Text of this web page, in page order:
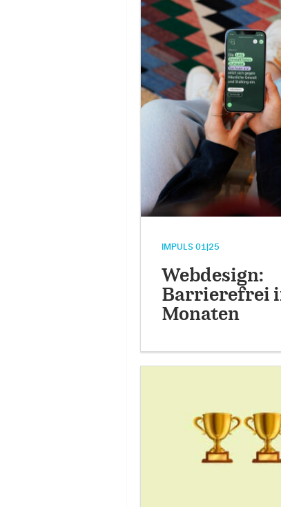
IMPULS 01|25
Webdesign:
Barrierefrei
Monaten